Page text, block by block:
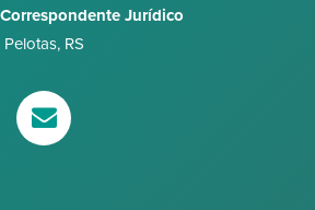
Jurídico
Pelotas, RS